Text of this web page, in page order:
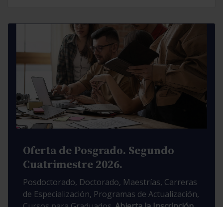
Oferta de Posgrado. Segundo
Cuatrimestre 2026.
Posdoctorado, Doctorado, Maestrías, Carreras
de Especialización, Programas de Actualización,